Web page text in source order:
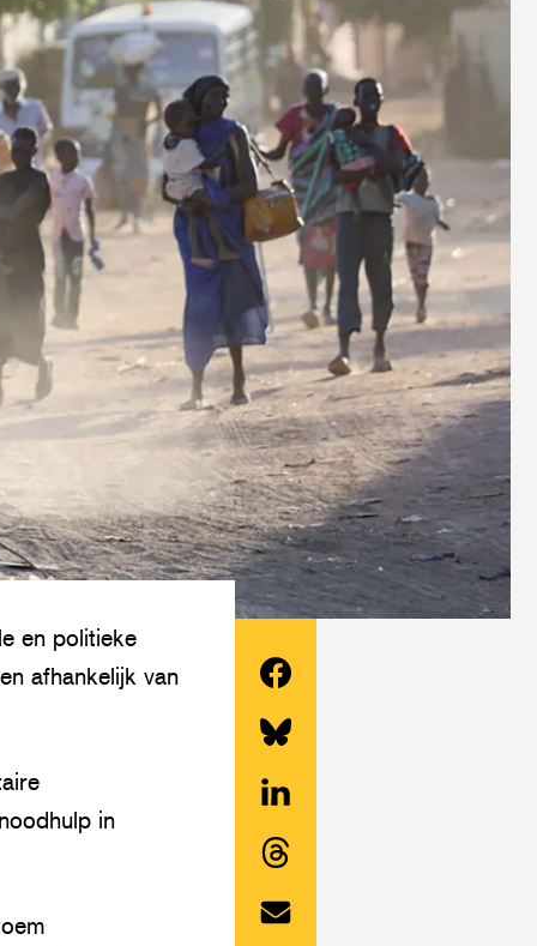
dit
artikel
Facebook
this
article
Twitter/Bluesky
dit
artikel
this
en politieke
afhankelijk van
in